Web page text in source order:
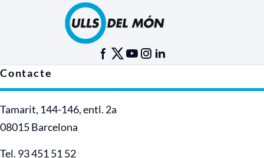
Contacte
Tamarit, 144-146, entl. 2a
08015 Barcelona
Tel. 93 451 51 52